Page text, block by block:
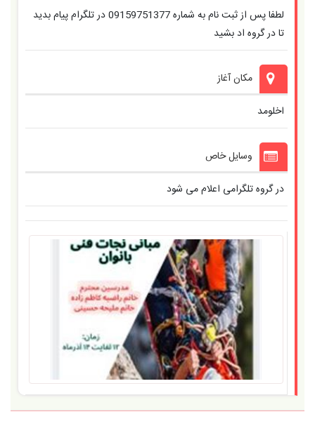
لطفا پس از ثبت نام به شماره 09159751377 در تلگرام پیام بدید
تا در گروه اد بشید
مکان آغاز
اخلومد
وسایل خاص
در گروه تلگرامی اعلام می شود